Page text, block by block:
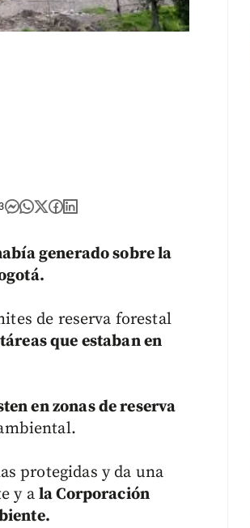
generado sobre la
de reserva forestal
que estaban en
en zonas de reserva
protegidas y da una
y a la Corporación